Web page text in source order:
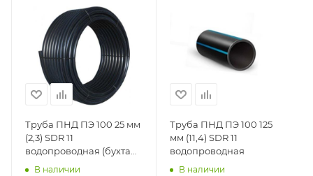
Труба ПНД ПЭ 100 25 мм
(2,3) SDR 11
водопроводная (бухта
100 м)
В наличии
Труба ПНД ПЭ 100 125
мм (11,4) SDR 11
водопроводная
В наличии